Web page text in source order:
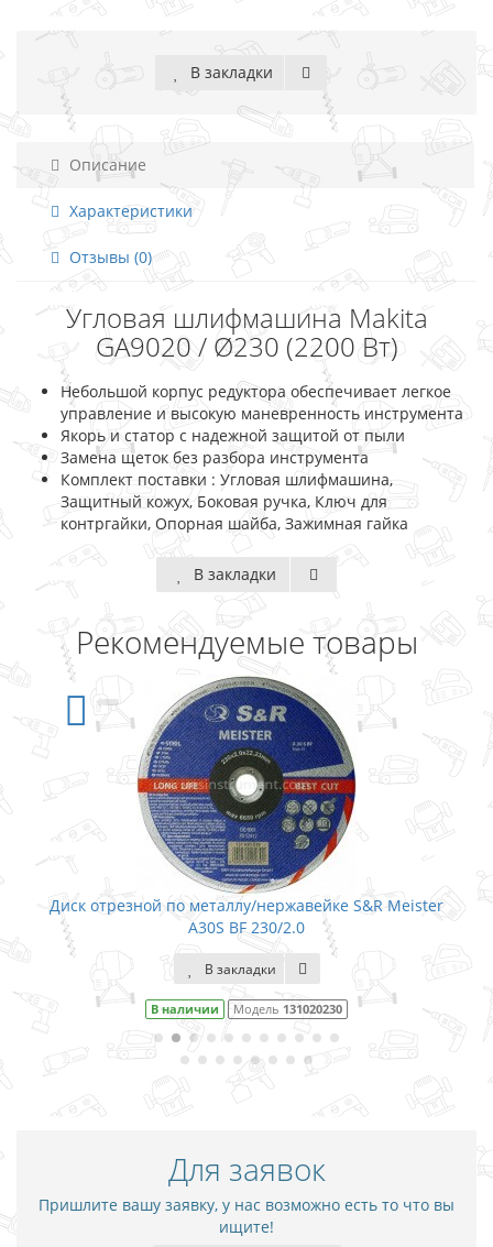
В закладки
Описание
Характеристики
Отзывы (0)
Угловая шлифмашина Makita
GA9020 / Ø230 (2200 Вт)
Небольшой корпус редуктора обеспечивает легкое
управление и высокую маневренность инструмента
Якорь и статор с надежной защитой от пыли
Замена щеток без разбора инструмента
Комплект поставки : Угловая шлифмашина,
Защитный кожух, Боковая ручка, Ключ для
контргайки, Опорная шайба, Зажимная гайка
В закладки
Рекомендуемые товары
Диск отрезной по металлу/нержавейке S&R Meister
A30S BF 230/2.0
В закладки
В наличии Модель 131020230
Для заявок
Пришлите вашу заявку, у нас возможно есть то что вы
ищите!